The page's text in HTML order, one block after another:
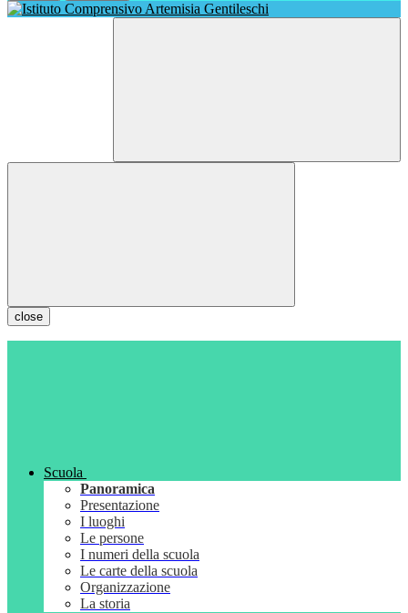
close
Scuola
Panoramica
Presentazione
I luoghi
Le persone
I numeri della scuola
Le carte della scuola
Organizzazione
La storia